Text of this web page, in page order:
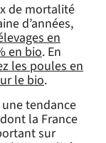
de mortalité
d’années,
en
en bio. En
les poules en
le bio.
une tendance
la France
sur